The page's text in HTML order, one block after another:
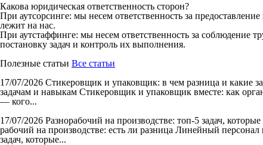
Какова юридическая ответственность сторон?
При аутсорсинге: мы несем ответственность за
лежит на нас.
При аутстаффинге: мы несем ответственность за соблюдение
постановку задач и контроль их выполнения.
Полезные статьи Все статьи
17/07/2026 Стикеровщик и упаковщик: в чем разница и какие
задачам и навыкам Стикеровщик и упаковщик вместе: как
— кого...
17/07/2026 Разнорабочий на производстве: топ-5 задач,
рабочий на производстве: есть ли разница Линейный
задач, которые...